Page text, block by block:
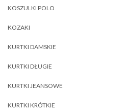
KOSZULKI POLO
KOZAKI
KURTKI DAMSKIE
KURTKI DŁUGIE
KURTKI JEANSOWE
KURTKI KRÓTKIE